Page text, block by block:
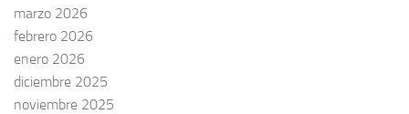
marzo 2026
febrero 2026
enero 2026
diciembre 2025
noviembre 2025